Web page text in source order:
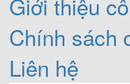
Giới thiệu
Chính sách
Liên hệ